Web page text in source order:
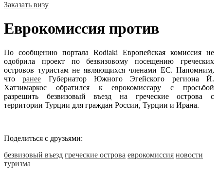
Заказать визу
Еврокомиссия против
По сообщению портала Rodiaki Европейская комиссия не
одобрила проект по безвизовому посещению греческих
островов туристам не являющихся членами ЕС. Напомним,
чторанее Губернатор Южного Эгейского региона Й.
Хатзимаркос обратился к еврокомиссару с просьбой
разрешить безвизовый въезд на греческие острова с
территории Турции для граждан России, Турции и Ирана.
Поделиться с друзьями:
безвизовый въезд греческие острова еврокомиссия новости
туризма